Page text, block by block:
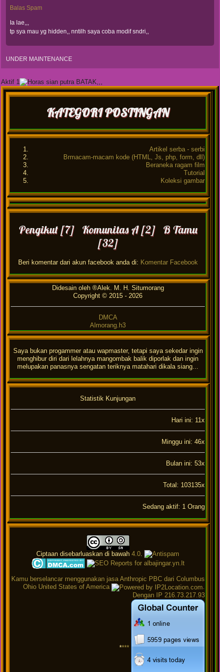
Balas Spam
Ia lae,,,
tp sya mau yg hidden,, nntilh saya coba modif sndri,,
UNDER MAINTENANCE
Aktif 1
KATEGORI POSTINGAN
Artikel serba - serbi
Brmacam-macam kode (HTML, Js, php, form, dll)
Beraneka ragam film
Tutorial
Koleksi gambar
Pengikut [7] Komunitas A [2] B Tamu
[32]
Beri komentar dari akun facebook anda di: Komentar Facebook
Didesain oleh ®Alek. M. H. Situmorang
Copyright © 2015 - 2026
DMCA
Almorang.h3
Saya bukan progammer atau wapmaster, tetapi saya sekedar ingin
menghibur diri dari lelahnya mangombak balik diporlak dan ingin
melupakan panasnya sengatan teriknya matahari dikala siang...
Statistik Kunjungan
Hari ini: 11x
Minggu ini: 46x
Bulan ini: 53x
Total: 103135x
Sedang aktif: 1 Orang
Ciptaan disebarluaskan di bawah 4.0
Kamu berselancar menggunakan jasa Anthropic PBC dari Columbus
Ohio United States of America
.
Dengan IP 216.73.217.93
****